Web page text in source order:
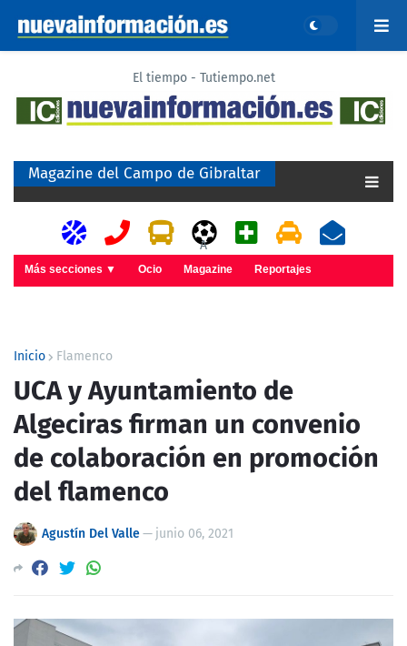
El tiempo - Tutiempo.net
Magazine del Campo de Gibraltar
A
Más secciones ▼ Ocio Magazine Reportajes
Inicio Flamenco
UCA y Ayuntamiento de
Algeciras firman un convenio
de colaboración en promoción
del flamenco
Agustín Del Valle— junio 06, 2021